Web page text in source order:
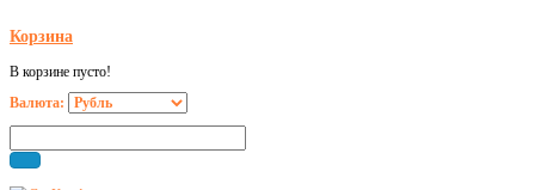
Корзина
В корзине пусто!
Валюта: